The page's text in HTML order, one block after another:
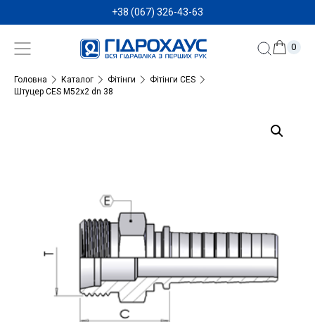
+38 (067) 326-43-63
0
Головна Каталог Фітінги
Фітінги CES
Штуцер CES M52x2 dn 38